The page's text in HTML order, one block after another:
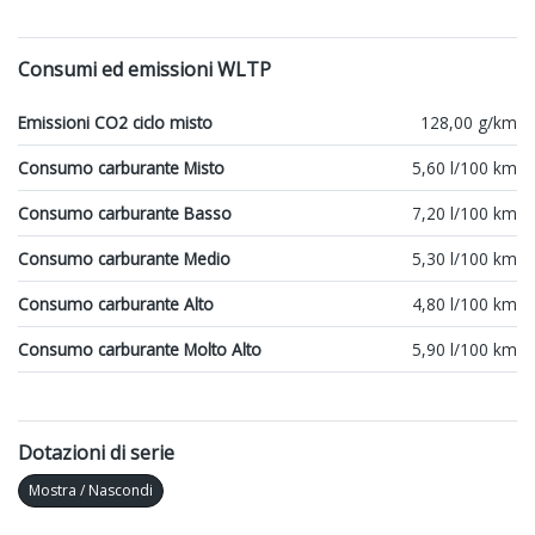
Consumi ed emissioni WLTP
Emissioni CO2 ciclo misto
128,00 g/km
Consumo carburante Misto
5,60 l/100 km
Consumo carburante Basso
7,20 l/100 km
Consumo carburante Medio
5,30 l/100 km
Consumo carburante Alto
4,80 l/100 km
Consumo carburante Molto Alto
5,90 l/100 km
Dotazioni di serie
Mostra / Nascondi